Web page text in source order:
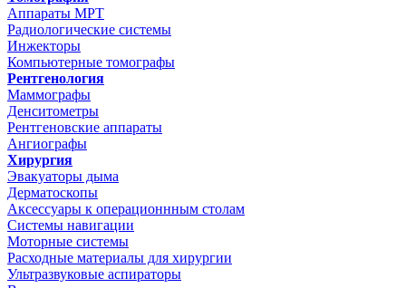
Аппараты МРТ
Радиологические системы
Инжекторы
Компьютерные томографы
Рентгенология
Маммографы
Денситометры
Рентгеновские аппараты
Ангиографы
Хирургия
Эвакуаторы дыма
Дерматоскопы
Аксессуары к операционнным столам
Системы навигации
Моторные системы
Расходные материалы для хирургии
Ультразвуковые аспираторы